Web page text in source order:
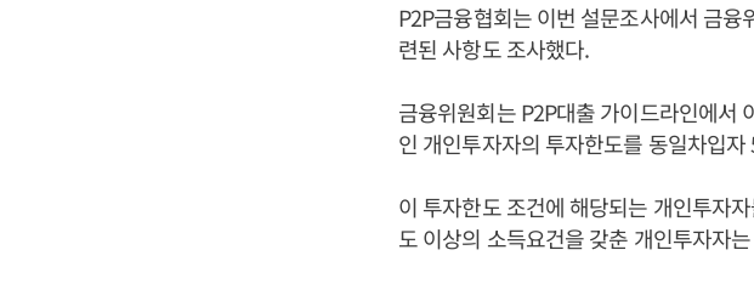
P2P금융협회는 이번 설문조사에서 금융
련된 사항도 조사했다.
금융위원회는 P2P대출 가이드라인에서
인 개인투자자의 투자한도를 동일차입
이 투자한도 조건에 해당되는 개인투자
도 이상의 소득요건을 갖춘 개인투자자